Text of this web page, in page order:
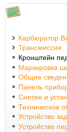
Карбюратор
Трансмиссия
Кронштейн
Маркировка
Общие
Панель
Снятие и
Техническое
Устройство
Устройство